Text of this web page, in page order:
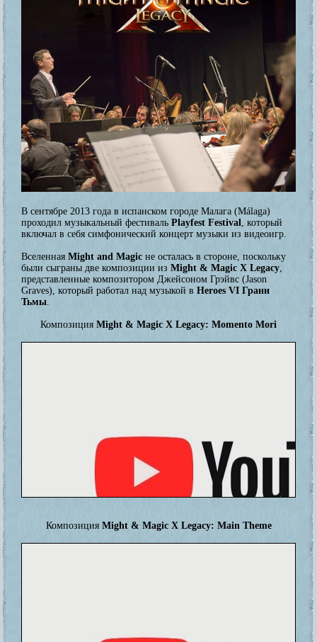
В сентябре 2013 года в испанском городе Малага (Málaga)
проходил музыкальный фестиваль Playfest Festival
, который
включал в себя симфонический концерт музыки из видеоигр.
Вселенная Might and Magic не осталась в стороне, поскольку
были сыграны две композиции из Might & Magic X Legacy
представленные композитором Джейсоном Грэйвс (Jason
Graves), который работал над музыкой в Heroes VI Грани
Тьмы
Композиция Might & Magic X Legacy: Momento Mori
КомпозицияMight & Magic X Legacy: Main Theme